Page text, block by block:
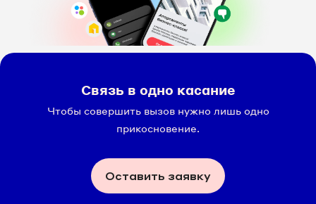
Связь в одно касание
Чтобы совершить вызов нужно лишь одно
прикосновение.
Оставить заявку